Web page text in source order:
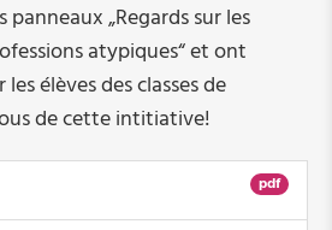
atypiques
dans des professions
par le lycée LTETT
panneaux „Regards sur les
atypiques“ et ont
élèves des classes de
de cette intitiative!
pdf